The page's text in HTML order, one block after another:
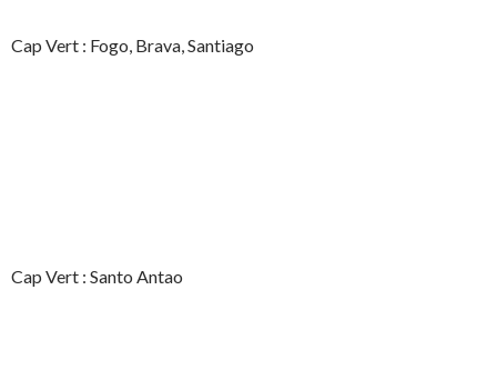
Cap Vert : Fogo, Brava, Santiago
Cap Vert : Santo Antao